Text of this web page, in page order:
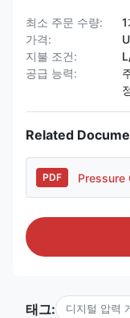
최소 주문 수량:
1
가격:
지불 조건:
공급 능력:
Related
PDF Pressure
태그: 디지털 압력